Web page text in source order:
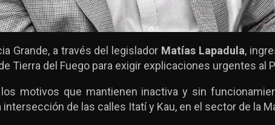
Grande, a través del legislador Matías Lapadula,
Tierra del Fuego para exigir explicaciones urgentes al
motivos que mantienen inactiva y sin
de las calles Itatí y Kau, en el sector de la